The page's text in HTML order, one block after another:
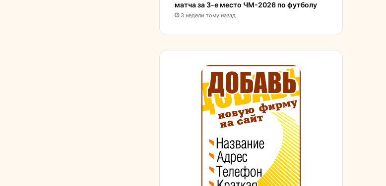
матча за 3-е место ЧМ-2026 по футболу
3 недели тому назад